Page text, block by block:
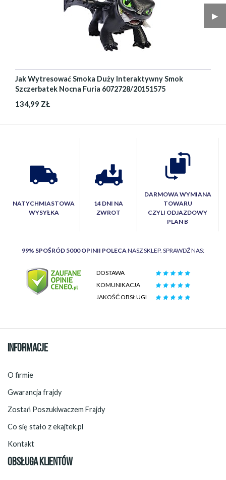
▶︎
Jak Wytresować Smoka Duży Interaktywny Smok
Szczerbatek Nocna Furia 6072728/20151575
134,99 ZŁ
NATYCHMIASTOWA
WYSYŁKA
14 DNI NA
ZWROT
DARMOWA WYMIANA
TOWARU
CZYLI ODJAZDOWY
PLAN B
99% SPOŚRÓD 5000 OPINII POLECA NASZ SKLEP. SPRAWDŹ NAS:
DOSTAWA
KOMUNIKACJA
JAKOŚĆ OBSŁUGI
INFORMACJE
O firmie
Gwarancja frajdy
Zostań Poszukiwaczem Frajdy
Co się stało z ekajtek.pl
Kontakt
OBSŁUGA KLIENTÓW